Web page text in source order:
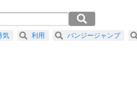
きい人は、怒りを優しさで表現する。
思考
分14秒）
秒）
秒）
気 利用 バンジージャンプ